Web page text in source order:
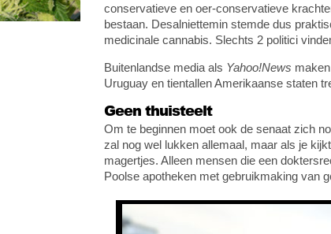
conservatieve en oer-conservatieve
bestaan. Desalniettemin stemde dus
medicinale cannabis. Slechts 2 politici
Buitenlandse media als Yahoo!News
Uruguay en tientallen Amerikaanse staten
Geen thuisteelt
Om te beginnen moet ook de senaat zich
zal nog wel lukken allemaal, maar als je
magertjes. Alleen mensen die een
Poolse apotheken met gebruikmaking van